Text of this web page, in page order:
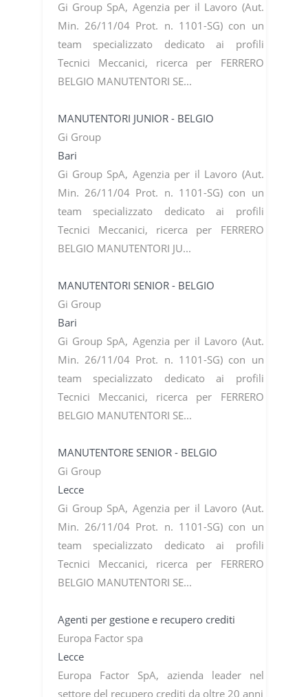
Gi Group SpA, Agenzia per il Lavoro (Aut.
Min. 26/11/04 Prot. n. 1101-SG) con un
team specializzato dedicato ai profili
Tecnici Meccanici, ricerca per FERRERO
BELGIO MANUTENTORI SE...
MANUTENTORI JUNIOR - BELGIO
Gi Group
Bari
Gi Group SpA, Agenzia per il Lavoro (Aut.
Min. 26/11/04 Prot. n. 1101-SG) con un
team specializzato dedicato ai profili
Tecnici Meccanici, ricerca per FERRERO
BELGIO MANUTENTORI JU...
MANUTENTORI SENIOR - BELGIO
Gi Group
Bari
Gi Group SpA, Agenzia per il Lavoro (Aut.
Min. 26/11/04 Prot. n. 1101-SG) con un
team specializzato dedicato ai profili
Tecnici Meccanici, ricerca per FERRERO
BELGIO MANUTENTORI SE...
MANUTENTORE SENIOR - BELGIO
Gi Group
Lecce
Gi Group SpA, Agenzia per il Lavoro (Aut.
Min. 26/11/04 Prot. n. 1101-SG) con un
team specializzato dedicato ai profili
Tecnici Meccanici, ricerca per FERRERO
BELGIO MANUTENTORI SE...
Agenti per gestione e recupero crediti
Europa Factor spa
Lecce
Europa Factor SpA, azienda leader nel
settore del recupero crediti da oltre 20 anni